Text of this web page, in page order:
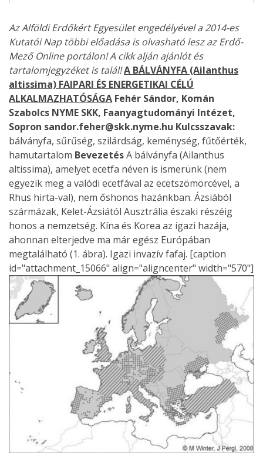
Az Alföldi Erdőkért Egyesület engedélyével a 2014-es
Kutatói Nap többi előadása is olvasható lesz az Erdő-
Mező Online portálon!A cikk alján ajánlót és
tartalomjegyzéket is talál!A BÁLVÁNYFA (Ailanthus
altissima) FAIPARI ÉS ENERGETIKAI CÉLÚ
ALKALMAZHATÓSÁGA Fehér Sándor, Komán
Szabolcs NYME SKK, Faanyagtudományi Intézet,
Sopron sandor.feher@skk.nyme.hu Kulcsszavak:
bálványfa, sűrűség, szilárdság, keménység, fűtőérték,
hamutartalom BevezetésA bálványfa (Ailanthus
altissima), amelyet ecetfa néven is ismerünk (nem
egyezik meg a valódi ecetfával az ecetszömörcével, a
Rhus hirta-val), nem őshonos hazánkban. Ázsiából
szármázak, Kelet-Ázsiától Ausztrália északi részéig
honos a nemzetség. Kína és Korea az igazi hazája,
ahonnan elterjedve ma már egész Európában
megtalálható (1. ábra). Igazi invazív fafaj. [caption
id="attachment_15066" align="aligncenter" width="570"]